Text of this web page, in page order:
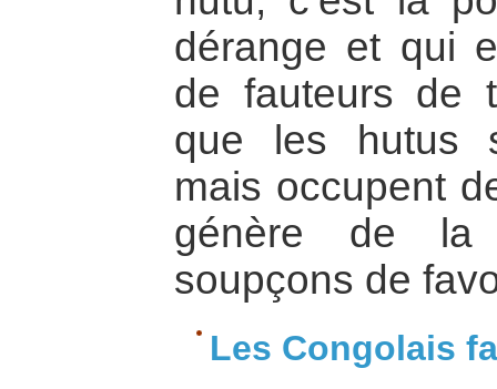
dérange et qui
de fauteurs de
que les hutus
mais occupent
génère de la
soupçons de
Les Congolais